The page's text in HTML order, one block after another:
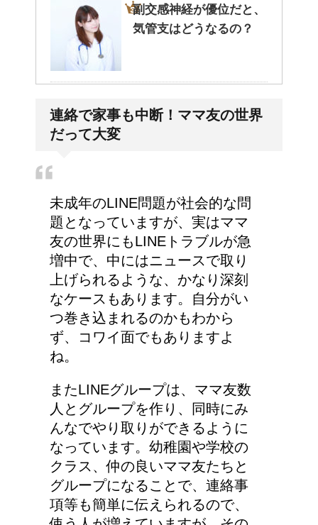
副交感神経が優位だと、
気管支はどうなるの？
『優』の位置づけは？
今月はピンチかも?!給料
から引かれる税金は月に
よって違う？
耳と肩が関係するの？耳
の違和感の原因は「肩こ
り」？！
猫のゴロゴロ音、急に言
わなくなった理由は何？
連絡で家事も中断！ママ友の世界
だって大変
未成年のLINE問題が社会的な問
題となっていますが、実はママ
友の世界にもLINEトラブルが急
増中で、中にはニュースで取り
上げられるような、かなり深刻
なケースもあります。自分がい
つ巻き込まれるのかもわから
ず、コワイ面でもありますよ
ね。
またLINEグループは、ママ友数
人とグループを作り、同時にみ
んなでやり取りができるように
なっています。幼稚園や学校の
クラス、仲の良いママ友たちと
グループになることで、連絡事
項等も簡単に伝えられるので、